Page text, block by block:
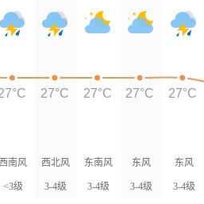
西南风
<3级
西北风
3-4级
东南风
3-4级
东风
3-4级
东风
3-4级
27°C 27°C 27°C 27°C